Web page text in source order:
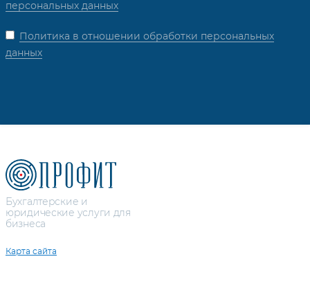
персональных данных
Политика в отношении обработки персональных
данных
Бухгалтерские и
юридические услуги для
бизнеса
Карта сайта